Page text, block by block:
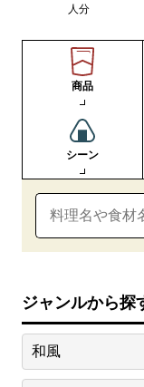
人分
商品
シーン
ジャンルから探
和風